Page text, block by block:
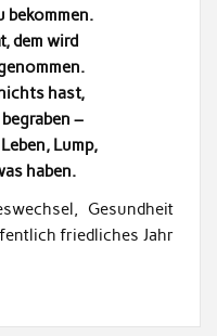
bekommen.
dem wird
hast,
–
Lump,
haben.
Gesundheit
friedliches Jahr